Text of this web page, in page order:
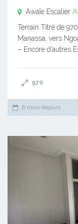
Awaïe Escalier
Terrain Titré de
Manassa, vers
– Encore d’autres
970
6 mois depuis